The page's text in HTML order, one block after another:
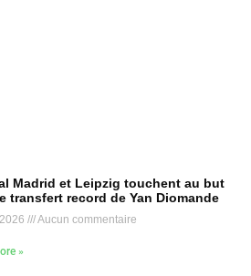
Madrid et Leipzig touchent au but
transfert record de Yan Diomande
Aucun commentaire
»